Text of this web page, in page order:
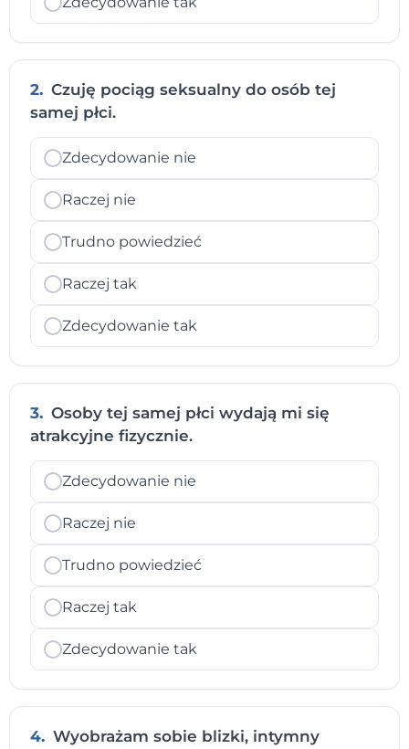
2. Czuję pociąg seksualny do osób tej
samej płci.
Zdecydowanie nie
Raczej nie
Trudno powiedzieć
Raczej tak
Zdecydowanie tak
3. Osoby tej samej płci wydają mi się
atrakcyjne fizycznie.
Zdecydowanie nie
Raczej nie
Trudno powiedzieć
Raczej tak
Zdecydowanie tak
4. Wyobrażam sobie blizki, intymny